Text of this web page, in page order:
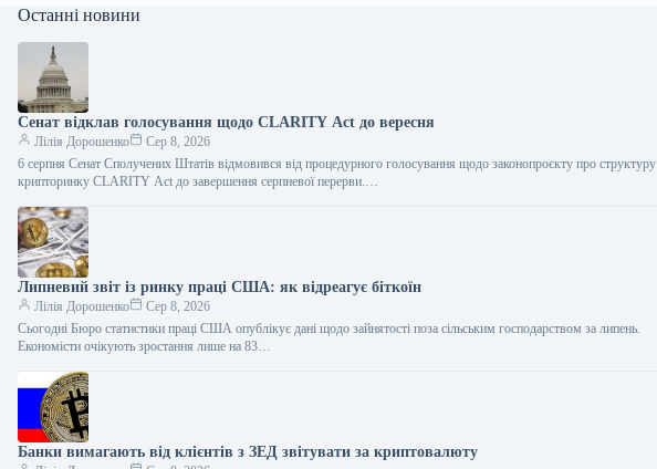
Останні новини
Сенат відклав голосування щодо CLARITY Act до вересня
Лілія Дорошенко
Сер 8, 2026
6 серпня Сенат Сполучених Штатів відмовився від процедурного голосування щодо законопроєкту про структуру
крипторинку CLARITY Act до завершення серпневої перерви.…
Липневий звіт із ринку праці США: як відреагує біткоїн
Лілія Дорошенко
Сер 8, 2026
Сьогодні Бюро статистики праці США опублікує дані щодо зайнятості поза сільським господарством за липень.
Економісти очікують зростання лише на 83…
Банки вимагають від клієнтів з ЗЕД звітувати за криптовалюту